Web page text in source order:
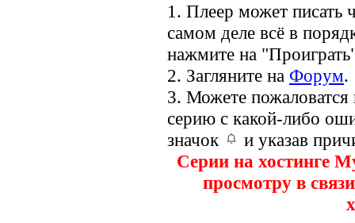
1. Плеер может писать
самом деле всё в
нажмите на
2. Загляните на Форум.
3. Можете
серию с какой-либо
значок
и указав
Серии на хостинге
просмотру в